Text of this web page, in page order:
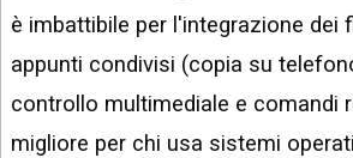
è imbattibile per l'integrazione dei
appunti condivisi (copia su
controllo multimediale e comandi
migliore per chi usa sistemi